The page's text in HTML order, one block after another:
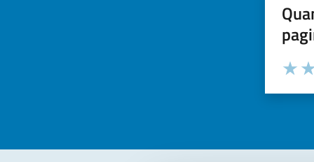
Valuta